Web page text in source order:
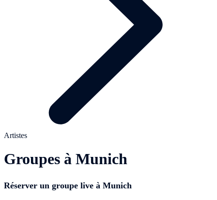
Artistes
Groupes à Munich
Réserver un groupe live à Munich